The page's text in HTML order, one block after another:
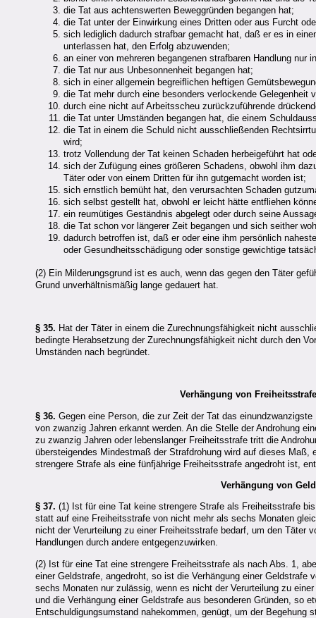
die Tat aus achtenswerten Beweggründen begangen hat;
die Tat unter der Einwirkung eines Dritten oder aus Furcht
sich lediglich dadurch strafbar gemacht hat, daß er es in
unterlassen hat, den Erfolg abzuwenden;
an einer von mehreren begangenen strafbaren Handlung nur
die Tat nur aus Unbesonnenheit begangen hat;
sich in einer allgemein begreiflichen heftigen
die Tat mehr durch eine besonders verlockende
durch eine nicht auf Arbeitsscheu zurückzuführende
die Tat unter Umständen begangen hat, die einem
die Tat in einem die Schuld nicht ausschließenden
wird;
trotz Vollendung der Tat keinen Schaden herbeigeführt hat
sich der Zufügung eines größeren Schadens, obwohl ihm
Täter oder von einem Dritten für ihn gutgemacht worden ist;
sich ernstlich bemüht hat, den verursachten Schaden
sich selbst gestellt hat, obwohl er leicht hätte entfliehen
ein reumütiges Geständnis abgelegt oder durch seine
die Tat schon vor längerer Zeit begangen und sich seither
dadurch betroffen ist, daß er oder eine ihm persönlich
oder Gesundheitsschädigung oder sonstige gewichtige
(2) Ein Milderungsgrund ist es auch, wenn das gegen den Täter
Grund unverhältnismäßig lange gedauert hat.
§ 35. Hat der Täter in einem die Zurechnungsfähigkeit nicht
bedingte Herabsetzung der Zurechnungsfähigkeit nicht durch den
Umständen nach begründet.
Verhängung von
§ 36. Gegen eine Person, die zur Zeit der Tat das
von zwanzig Jahren erkannt werden. An die Stelle der Androhung
zu zwanzig Jahren oder lebenslanger Freiheitsstrafe tritt die
übersteigendes Mindestmaß der Strafdrohung wird auf dieses
strengere Strafe als eine fünfjährige Freiheitsstrafe angedroht ist,
Verhängung von
§ 37. (1) Ist für eine Tat keine strengere Strafe als Freiheitsstrafe
statt auf eine Freiheitsstrafe von nicht mehr als sechs Monaten
nicht der Verurteilung zu einer Freiheitsstrafe bedarf, um den Täter
Handlungen durch andere entgegenzuwirken.
(2) Ist für eine Tat eine strengere Freiheitsstrafe als nach Abs. 1,
einer Geldstrafe, angedroht, so ist die Verhängung einer
sechs Monaten nur zulässig, wenn es nicht der Verurteilung zu
und die Verhängung einer Geldstrafe aus besonderen Gründen, so
Entschuldigungsumstand nahekommen, genügt, um der Begehung